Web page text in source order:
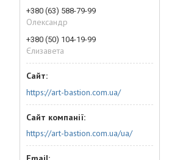
+380 (63) 588-79-99
Олександр
+380 (50) 104-19-99
Єлизавета
https://art-bastion.com.ua/
https://art-bastion.com.ua/ua/